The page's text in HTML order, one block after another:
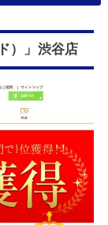
）」渋谷店